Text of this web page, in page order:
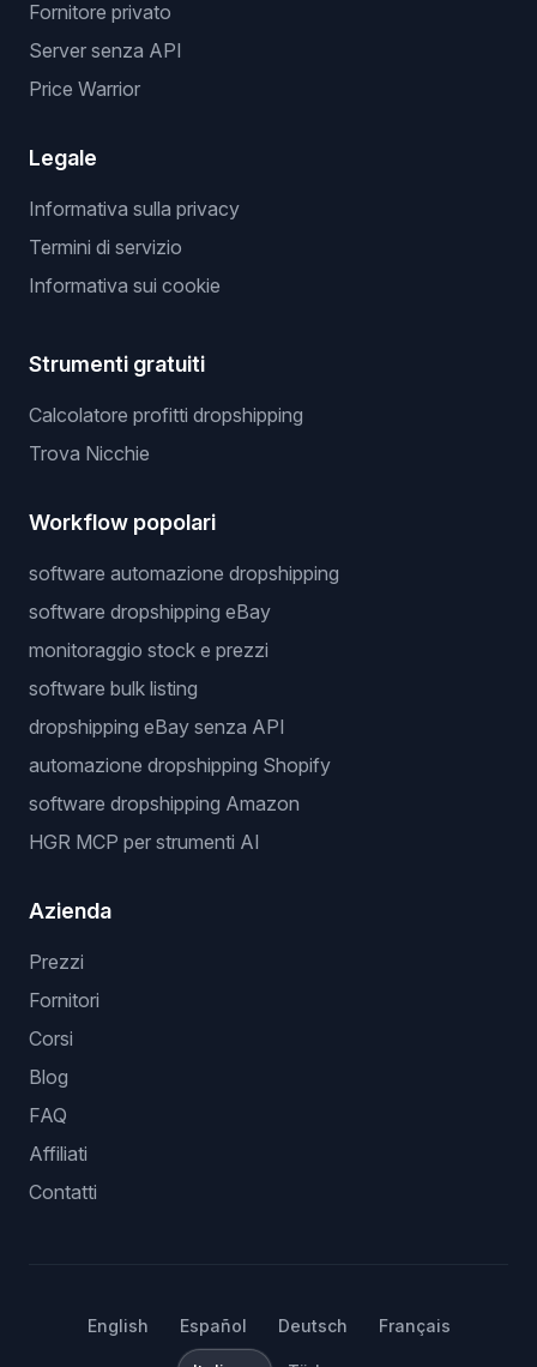
Fornitore privato
Server senza API
Price Warrior
Legale
Informativa sulla privacy
Termini di servizio
Informativa sui cookie
Strumenti gratuiti
Calcolatore profitti dropshipping
Trova Nicchie
Workflow popolari
software automazione dropshipping
software dropshipping eBay
monitoraggio stock e prezzi
software bulk listing
dropshipping eBay senza API
automazione dropshipping Shopify
software dropshipping Amazon
HGR MCP per strumenti AI
Azienda
Prezzi
Fornitori
Corsi
Blog
FAQ
Affiliati
Contatti
English Español Deutsch Français